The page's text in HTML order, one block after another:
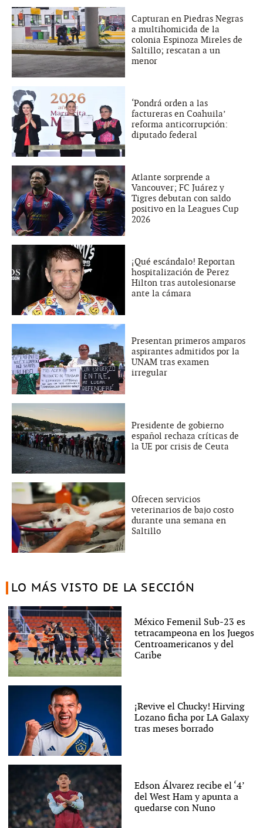
Capturan en Piedras Negras
a multihomicida de la
colonia Espinoza Mireles de
Saltillo; rescatan a un
menor
‘Pondrá orden a las
factureras en Coahuila’
reforma anticorrupción:
diputado federal
Atlante sorprende a
Vancouver; FC Juárez y
Tigres debutan con saldo
positivo en la Leagues Cup
2026
¡Qué escándalo! Reportan
hospitalización de Perez
Hilton tras autolesionarse
ante la cámara
Presentan primeros amparos
aspirantes admitidos por la
UNAM tras examen
irregular
Presidente de gobierno
español rechaza críticas de
la UE por crisis de Ceuta
Ofrecen servicios
veterinarios de bajo costo
durante una semana en
Saltillo
LO MÁS VISTO DE LA SECCIÓN
México Femenil Sub-23 es
tetracampeona en los Juegos
Centroamericanos y del
Caribe
¡Revive el Chucky! Hirving
Lozano ficha por LA Galaxy
tras meses borrado
Edson Álvarez recibe el ‘4’
del West Ham y apunta a
quedarse con Nuno